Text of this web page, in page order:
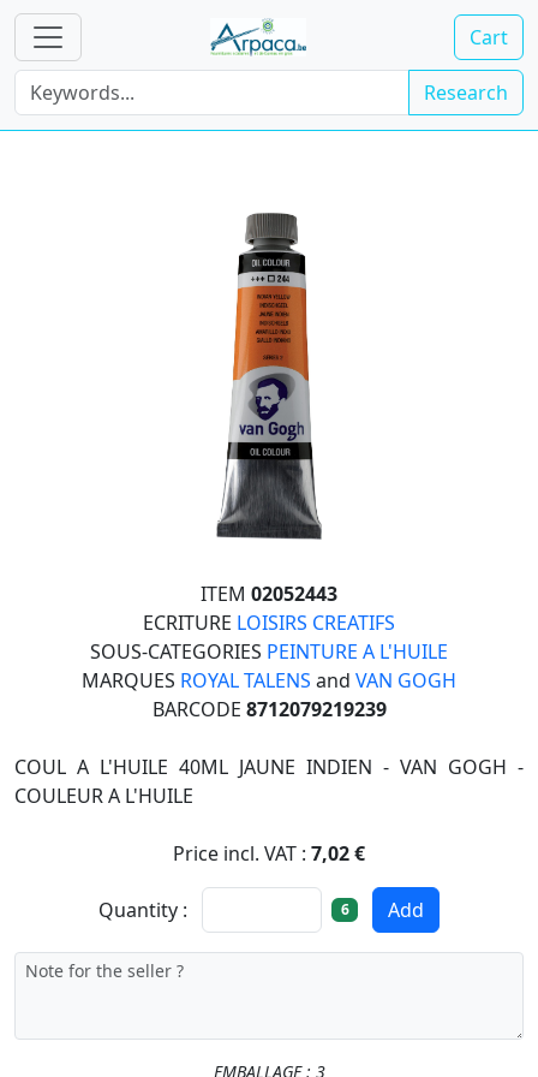
Cart
Research
ITEM 02052443
ECRITURE LOISIRS CREATIFS
SOUS-CATEGORIES PEINTURE A L'HUILE
MARQUES ROYAL TALENS and VAN GOGH
BARCODE 8712079219239
COUL A L'HUILE 40ML JAUNE INDIEN - VAN GOGH -
COULEUR A L'HUILE
Price incl. VAT : 7,02 €
Quantity : 6 Add
EMBALLAGE : 3